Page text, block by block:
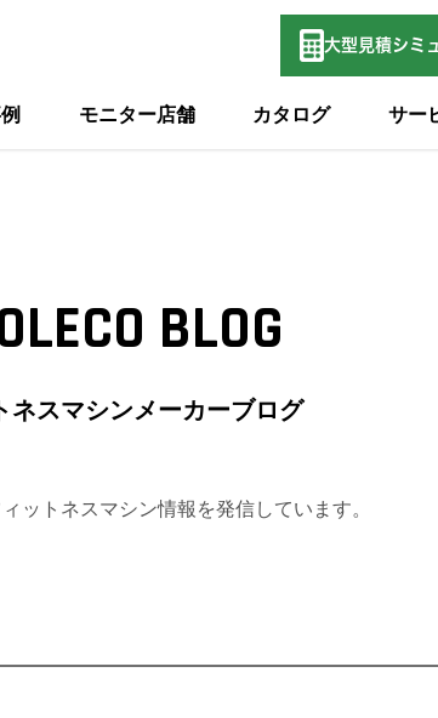
大型 見積シミ
モニター店舗 カタログ サー
BLOG
ネスマシンメーカーブログ
ットネスマシン情報を発信しています。